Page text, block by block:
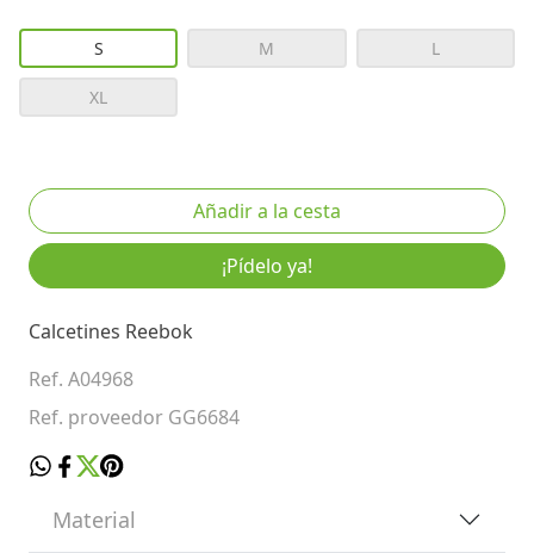
S M L
XL
¡Pídelo ya!
Calcetines Reebok
Ref. A04968
Ref. proveedor GG6684
Material